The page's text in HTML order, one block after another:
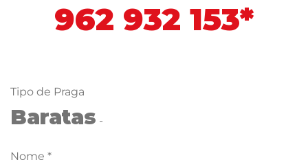
962 932 153*
Tipo de Praga
Baratas -
Nome *